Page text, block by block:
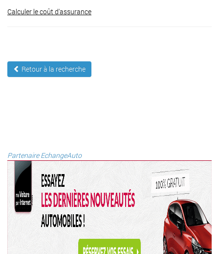
Calculer le coût d'assurance
Retour à la recherche
Partenaire EchangeAuto